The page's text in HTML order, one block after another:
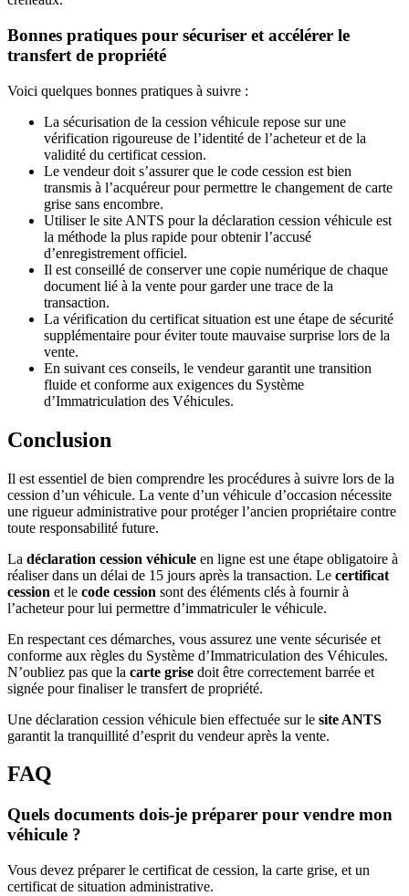
Bonnes pratiques pour sécuriser et accélérer le
transfert de propriété
Voici quelques bonnes pratiques à suivre :
La sécurisation de la cession véhicule repose sur une
vérification rigoureuse de l’identité de l’acheteur et de la
validité du certificat cession.
Le vendeur doit s’assurer que le code cession est bien
transmis à l’acquéreur pour permettre le changement de carte
grise sans encombre.
Utiliser le site ANTS pour la déclaration cession véhicule est
la méthode la plus rapide pour obtenir l’accusé
d’enregistrement officiel.
Il est conseillé de conserver une copie numérique de chaque
document lié à la vente pour garder une trace de la
transaction.
La vérification du certificat situation est une étape de sécurité
supplémentaire pour éviter toute mauvaise surprise lors de la
vente.
En suivant ces conseils, le vendeur garantit une transition
fluide et conforme aux exigences du Système
d’Immatriculation des Véhicules.
Conclusion
Il est essentiel de bien comprendre les procédures à suivre lors de la
cession d’un véhicule. La vente d’un véhicule d’occasion nécessite
une rigueur administrative pour protéger l’ancien propriétaire contre
toute responsabilité future.
La déclaration cession véhicule en ligne est une étape obligatoire à
réaliser dans un délai de 15 jours après la transaction. Le certificat
cession et le code cession sont des éléments clés à fournir à
l’acheteur pour lui permettre d’immatriculer le véhicule.
En respectant ces démarches, vous assurez une vente sécurisée et
conforme aux règles du Système d’Immatriculation des Véhicules.
N’oubliez pas que la carte grise doit être correctement barrée et
signée pour finaliser le transfert de propriété.
Une déclaration cession véhicule bien effectuée sur le site ANTS
garantit la tranquillité d’esprit du vendeur après la vente.
FAQ
Quels documents dois-je préparer pour vendre mon
véhicule ?
Vous devez préparer le certificat de cession, la carte grise, et un
certificat de situation administrative.